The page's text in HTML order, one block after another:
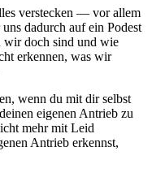
verstecken — vor allem
dadurch auf ein Podest
wir doch sind und wie
erkennen, was wir
wenn du mit dir selbst
eigenen Antrieb zu
mehr mit Leid
Antrieb erkennst,